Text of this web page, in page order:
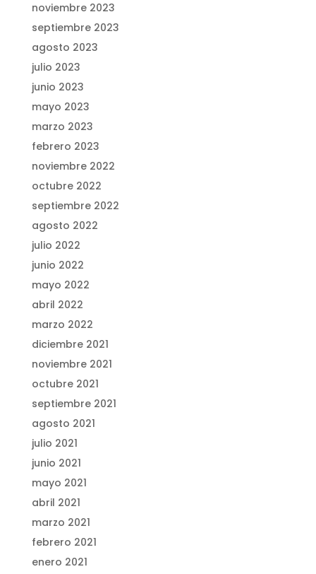
noviembre 2023
septiembre 2023
agosto 2023
julio 2023
junio 2023
mayo 2023
marzo 2023
febrero 2023
noviembre 2022
octubre 2022
septiembre 2022
agosto 2022
julio 2022
junio 2022
mayo 2022
abril 2022
marzo 2022
diciembre 2021
noviembre 2021
octubre 2021
septiembre 2021
agosto 2021
julio 2021
junio 2021
mayo 2021
abril 2021
marzo 2021
febrero 2021
enero 2021